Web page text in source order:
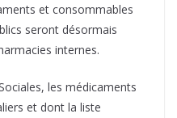
et consommables
seront désormais
internes.
les médicaments
et dont la liste